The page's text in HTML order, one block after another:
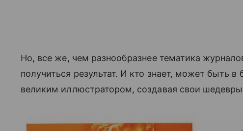
Но, все же, чем разнообразнее тематика
получиться результат. И кто знает, может быть
великим иллюстратором, создавая свои